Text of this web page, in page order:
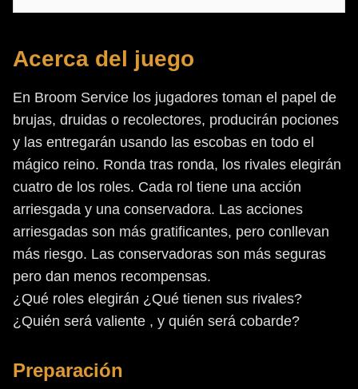
Acerca del juego
En Broom Service los jugadores toman el papel de
brujas, druidas o recolectores, producirán pociones
y las entregarán usando las escobas en todo el
mágico reino. Ronda tras ronda, los rivales elegirán
cuatro de los roles. Cada rol tiene una acción
arriesgada y una conservadora. Las acciones
arriesgadas son más gratificantes, pero conllevan
más riesgo. Las conservadoras son más seguras
pero dan menos recompensas.
¿Qué roles elegirán ¿Qué tienen sus rivales?
¿Quién será valiente , y quién será cobarde?
Preparación